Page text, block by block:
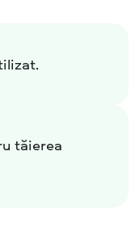
tăierea